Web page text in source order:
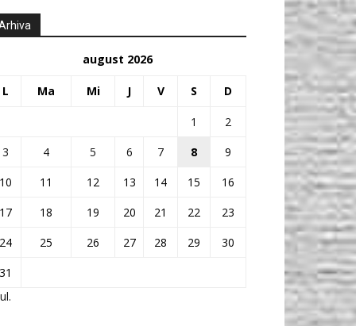
august 2026
L Ma Mi J V S D
1
2
3
4 5 6 7 8
9
11 12 13 14 15
16
18 19 20 21 22
23
25 26 27 28 29
30